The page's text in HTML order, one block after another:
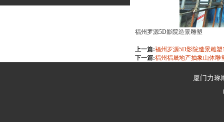
福州罗源5D影院造景雕塑
上一篇:福州罗源5D影院造景雕塑
下一篇:福州福晟地产抽象山体雕
厦门力琢